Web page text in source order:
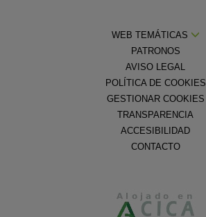
WEB TEMÁTICAS
PATRONOS
AVISO LEGAL
POLÍTICA DE COOKIES
GESTIONAR COOKIES
TRANSPARENCIA
ACCESIBILIDAD
CONTACTO